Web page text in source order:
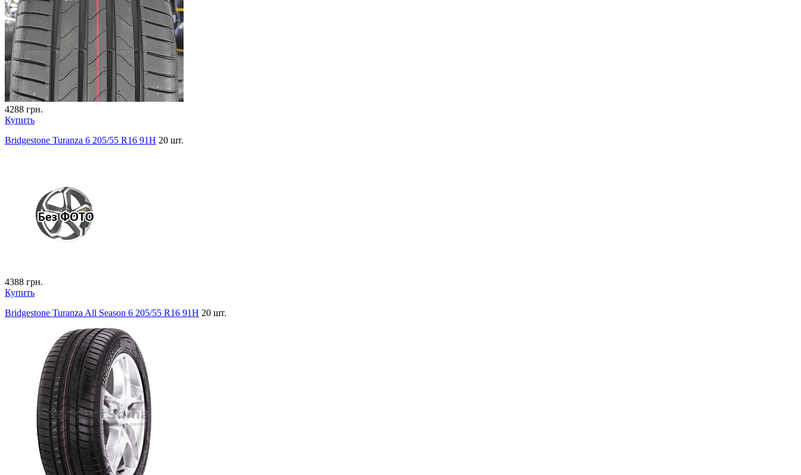
4288 грн.
Купить
Bridgestone Turanza 6 205/55 R16 91H 20 шт.
4388 грн.
Купить
Bridgestone Turanza All Season 6 205/55 R16 91H 20 шт.